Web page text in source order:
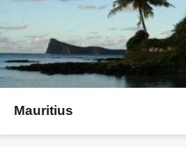
Mauritius